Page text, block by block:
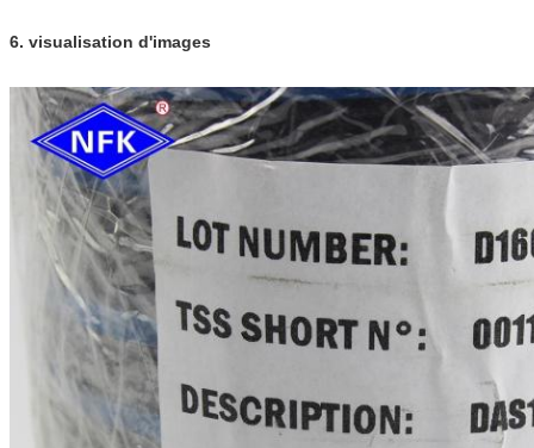
6. visualisation d'images